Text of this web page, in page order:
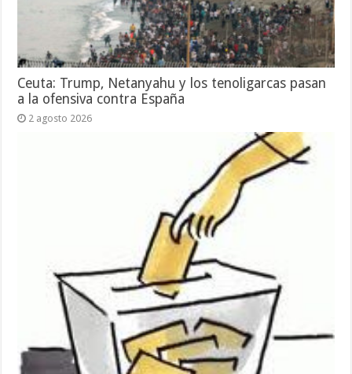
Ceuta: Trump, Netanyahu y los tenoligarcas pasan
a la ofensiva contra España
2 agosto 2026